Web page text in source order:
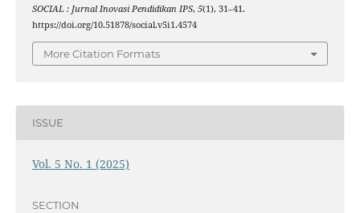
SOCIAL : Jurnal Inovasi Pendidikan IPS, 5(1), 31–41.
https://doi.org/10.51878/social.v5i1.4574
More Citation Formats
ISSUE
Vol. 5 No. 1 (2025)
SECTION